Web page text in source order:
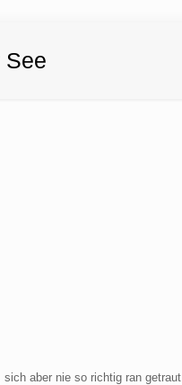
See
aber nie so richtig ran getraut